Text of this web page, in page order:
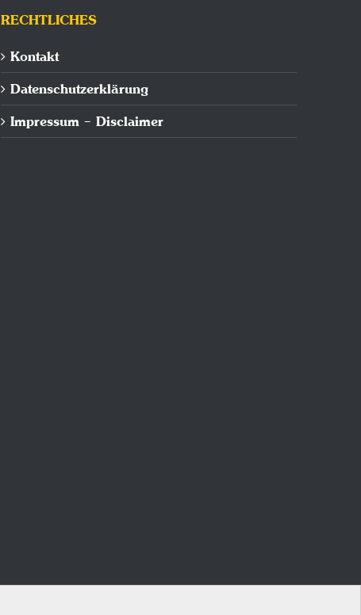
RECHTLICHES
Kontakt
Datenschutzerklärung
Impressum – Disclaimer